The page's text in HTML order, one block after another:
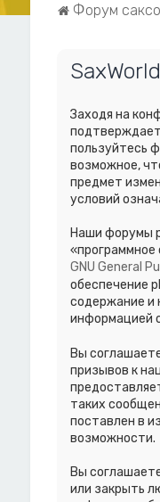
Форум
Заходя на
пользуйтесь
возможное,
предмет
условий
Наши форумы
«программное
GNU General
обеспечение
содержание и
информацией
Вы
призывов к
таких
поставлен в
возможности.
Вы
или закрыть